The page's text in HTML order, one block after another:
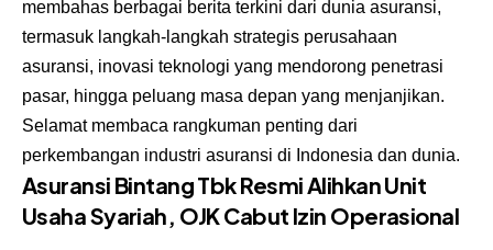
membahas berbagai berita terkini dari dunia asuransi,
termasuk langkah-langkah strategis perusahaan
asuransi, inovasi teknologi yang mendorong penetrasi
pasar, hingga peluang masa depan yang menjanjikan.
Selamat membaca rangkuman penting dari
perkembangan industri asuransi di Indonesia dan dunia.
Asuransi Bintang Tbk Resmi Alihkan Unit
Usaha Syariah, OJK Cabut Izin Operasional